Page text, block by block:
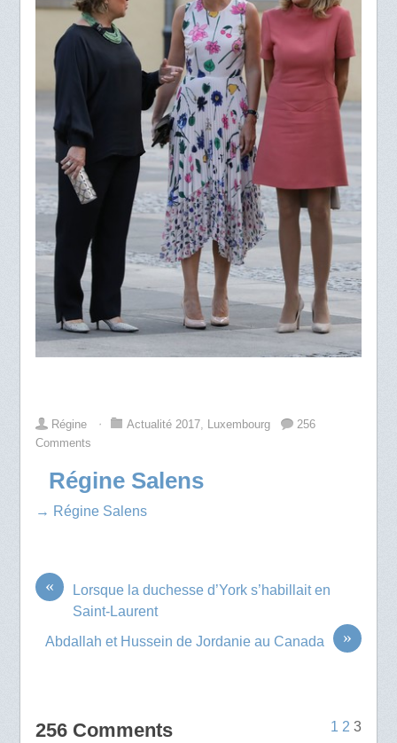
Régine ⋅ Actualité 2017, Luxembourg
256
Comments
Régine Salens
→ Régine Salens
«
Lorsque la duchesse d’York s’habillait en
Saint-Laurent
»
Abdallah et Hussein de Jordanie au Canada
256 Comments 1 2 3